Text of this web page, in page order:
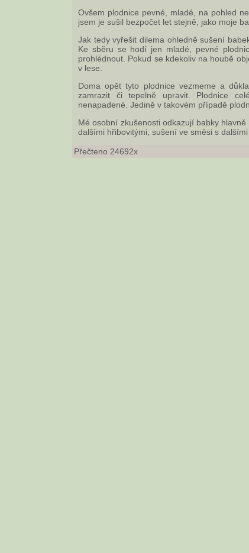
Ovšem plodnice pevné, mladé, na pohled
jsem je sušil bezpočet let stejně, jako moje
Jak tedy vyřešit dilema ohledně sušení
Ke sběru se hodí jen mladé, pevné
prohlédnout. Pokud se kdekoliv na houbě
v lese.
Doma opět tyto plodnice vezmeme a
zamrazit či tepelně upravit. Plodnice
nenapadené. Jedině v takovém případě
Mé osobní zkušenosti odkazují babky
dalšími hřibovitými, sušení ve směsi s
Přečteno 24692x